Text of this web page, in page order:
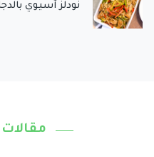
نودلز آسيوي